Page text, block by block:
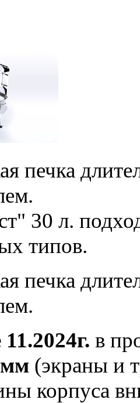
печка
30 л.
типов.
печка
в
мм (экраны и
корпуса